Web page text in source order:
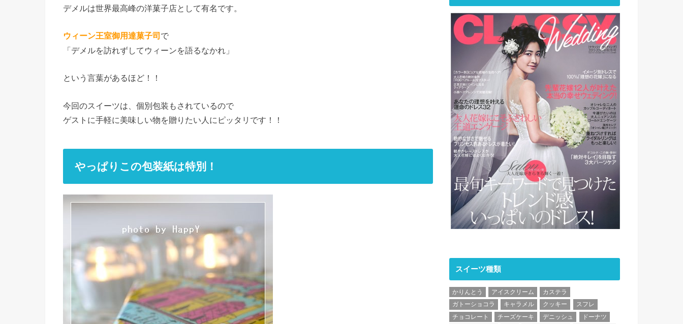
デメルは世界最高峰の洋菓子店として有名です。
ウィーン王室御用達菓子司 で
「デメルを訪れずしてウィーンを語るなかれ」
という言葉があるほど！！
今回のスイーツは、個別包装もされているので
ゲストに手軽に美味しい物を贈りたい人にピッタリです！！
やっぱりこの包装紙は特別！
スイーツ種類
かりんとう アイスクリーム
カステラ
ガトーショコラ
キャラメル クッキー
スフレ
チョコレート
チーズケーキ デニッシュ
ドーナツ